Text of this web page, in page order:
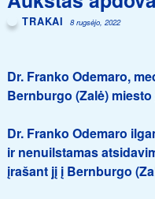
TRAKAI 8 rugsėjo, 2022
Dr. Franko Odemaro,
Bernburgo (Zalė)
Dr. Franko Odemaro
ir nenuilstamas
įrašant jį į Bernburgo